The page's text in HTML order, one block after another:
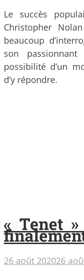
Le succès
Christopher
beaucoup
son
possibilité d’un
d’y répondre.
« Tenet
26 août 202026